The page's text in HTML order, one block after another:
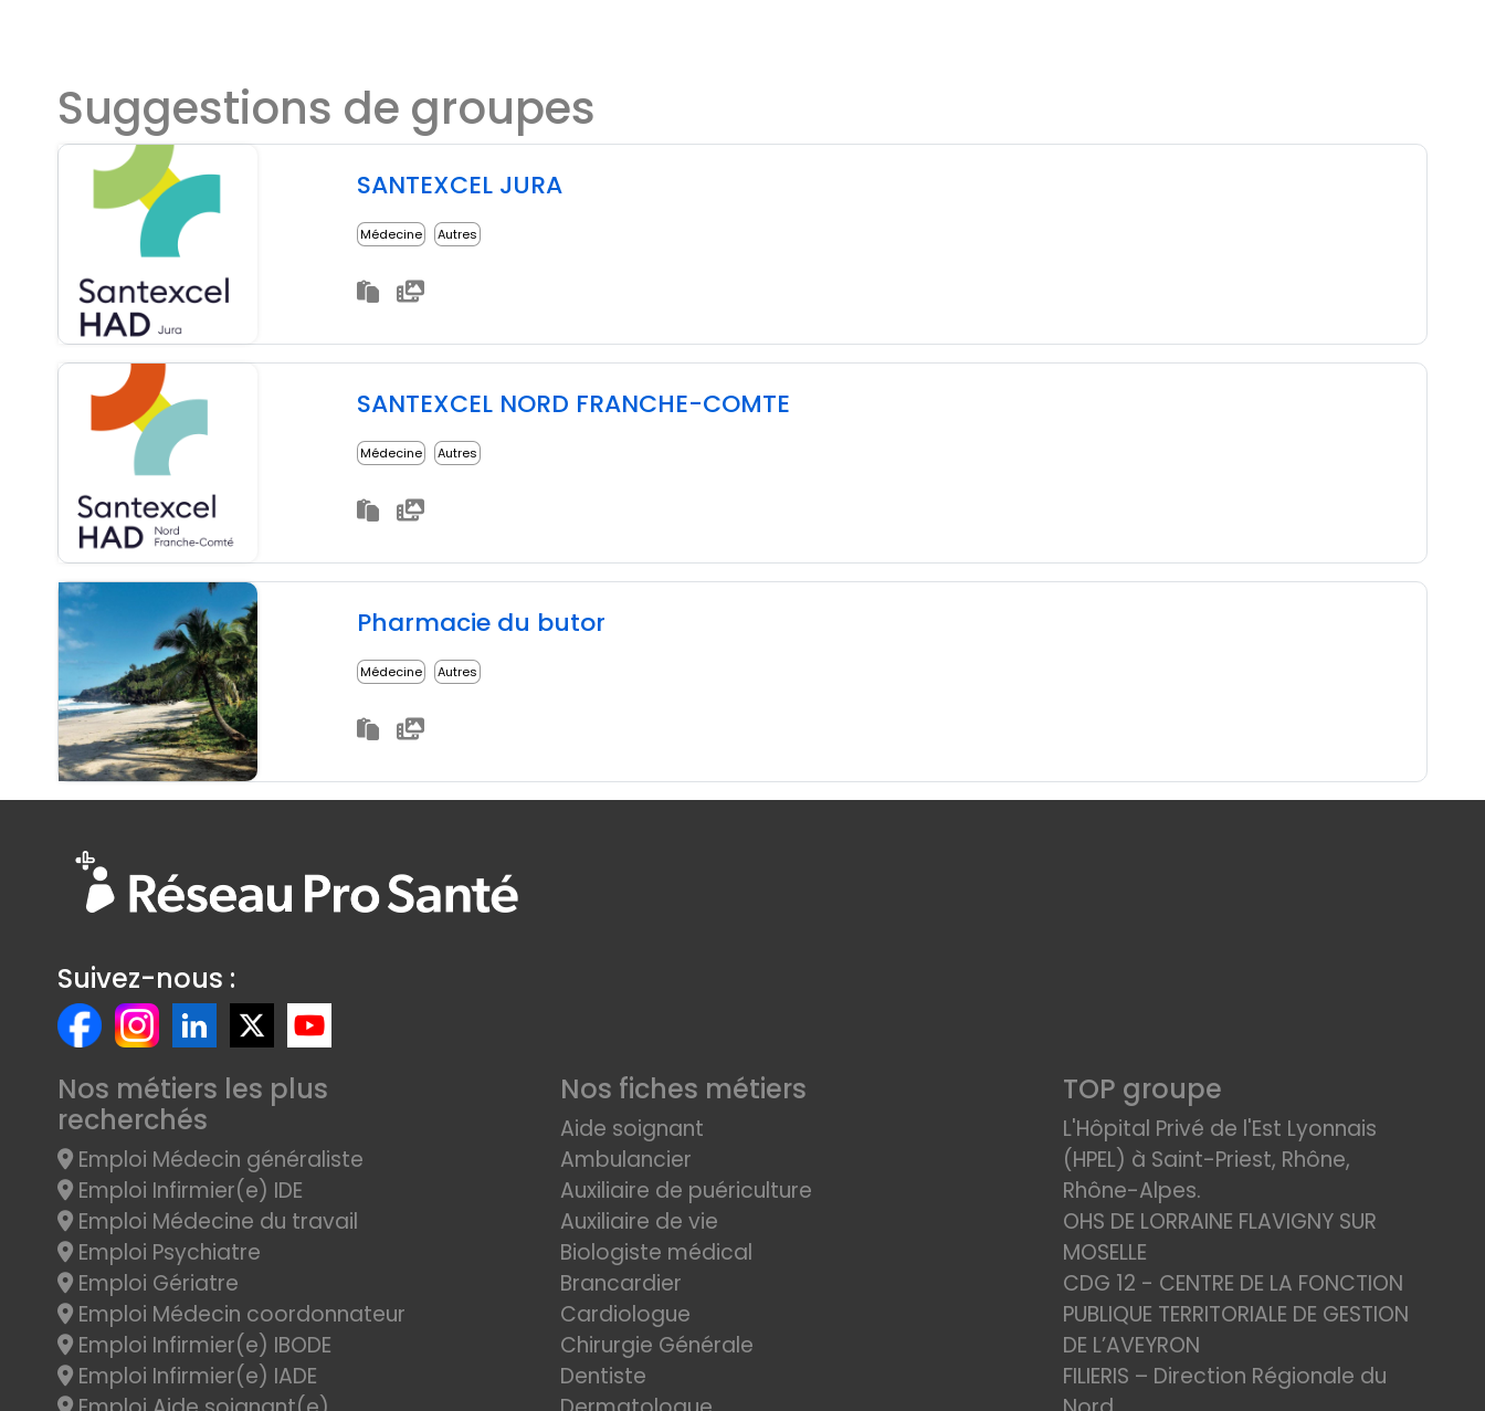
Suggestions de groupes
SANTEXCEL JURA
Médecine Autres
SANTEXCEL NORD FRANCHE-COMTE
Médecine Autres
Pharmacie du butor
Médecine Autres
Suivez-nous :
Nos métiers les plus
recherchés
Emploi Médecin généraliste
Emploi Infirmier(e) IDE
Emploi Médecine du travail
Emploi Psychiatre
Emploi Gériatre
Emploi Médecin coordonnateur
Emploi Infirmier(e) IBODE
Emploi Infirmier(e) IADE
Nos fiches métiers
Aide soignant
Ambulancier
Auxiliaire de puériculture
Auxiliaire de vie
Biologiste médical
Brancardier
Cardiologue
Chirurgie Générale
Dentiste
TOP groupe
L'Hôpital Privé de l'Est Lyonnais
(HPEL) à Saint-Priest, Rhône,
Rhône-Alpes.
OHS DE LORRAINE FLAVIGNY SUR
MOSELLE
CDG 12 - CENTRE DE LA FONCTION
PUBLIQUE TERRITORIALE DE GESTION
DE L’AVEYRON
FILIERIS – Direction Régionale du